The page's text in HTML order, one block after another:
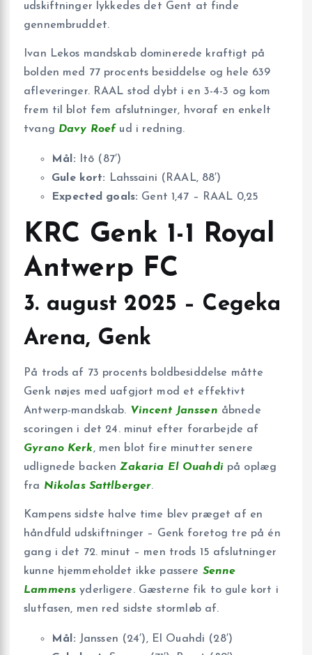
udskiftninger lykkedes det Gent at finde
gennembruddet.
Ivan Lekos mandskab dominerede kraftigt på
bolden med 77 procents besiddelse og hele 639
afleveringer. RAAL stod dybt i en 3-4-3 og kom
frem til blot fem afslutninger, hvoraf en enkelt
tvang Davy Roef ud i redning.
Mål: Itō (87′)
Gule kort: Lahssaini (RAAL, 88′)
Expected goals: Gent 1,47 – RAAL 0,25
KRC Genk 1-1 Royal
Antwerp FC
3. august 2025 – Cegeka
Arena, Genk
På trods af 73 procents boldbesiddelse måtte
Genk nøjes med uafgjort mod et effektivt
Antwerp-mandskab. Vincent Janssen åbnede
scoringen i det 24. minut efter forarbejde af
Gyrano Kerk, men blot fire minutter senere
udlignede backenZakaria El Ouahdi på oplæg
fra Nikolas Sattlberger.
Kampens sidste halve time blev præget af en
håndfuld udskiftninger – Genk foretog tre på én
gang i det 72. minut – men trods 15 afslutninger
kunne hjemmeholdet ikke passere Senne
Lammens yderligere. Gæsterne fik to gule kort i
slutfasen, men red sidste stormløb af.
Mål: Janssen (24′), El Ouahdi (28′)